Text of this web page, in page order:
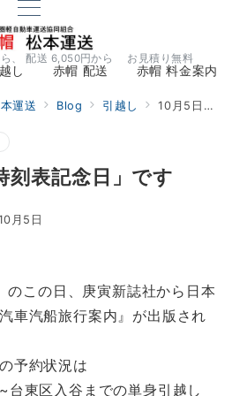
、 配送 6,050円から お見積り無料
し 赤帽 配送 赤帽 料金案内
運送 Blog 引越し 10月5日は、「時刻表記念日」です
刻表記念日」です
月5日
この日、庚寅新誌社から日本
車汽船旅行案内』が出版され
予約状況は
台東区入谷までの単身引越し